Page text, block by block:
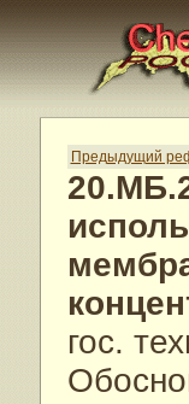
Предыдущий
гос.